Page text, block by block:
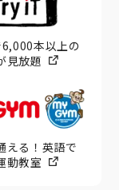
本以上の
見放題
える！英語で
動教室